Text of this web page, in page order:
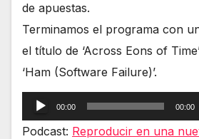
de apuestas.
Terminamos el programa con
el título de ‘Across Eons of
‘Ham (Software Failure)’.
Reproductor
de
00:00 00:00
Podcast: Reproducir en una